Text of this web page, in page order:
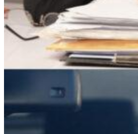
Sign up for Newsletter
Signup for our newsletter to
get notified about sales and
new products. Add any text
here or remove it.
Contact form not
found.